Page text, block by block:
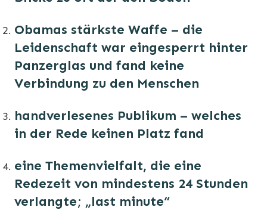
Obamas stärkste Waffe – die
Leidenschaft war eingesperrt hinter
Panzerglas und fand keine
Verbindung zu den Menschen
handverlesenes Publikum – welches
in der Rede keinen Platz fand
eine Themenvielfalt, die eine
Redezeit von mindestens 24 Stunden
verlangte; „last minute“